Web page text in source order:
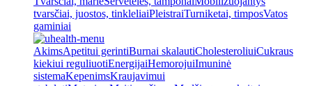
tvarsčiai, juostos, tinkleliaiPleistraiTurniketai, timposVatos
gaminiai
AkimsApetitui gerintiBurnai skalautiCholesteroliuiCukraus
kiekiui reguliuotiEnergijaiHemorojuiImuninė
sistemaKepenimsKraujavimui